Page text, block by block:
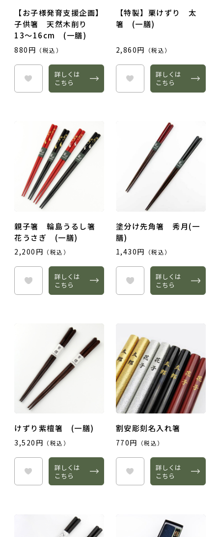
【お子様発育支援企画】
子供箸 天然木削り
13～16cm (一膳)
880円 （税込）
詳しくは
こちら
【特製】栗けずり 太
箸 (一膳)
2,860円 （税込）
詳しくは
こちら
親子箸 輪島うるし箸
花うさぎ (一膳)
2,200円 （税込）
詳しくは
こちら
塗分け先角箸 秀月(一
膳)
1,430円 （税込）
詳しくは
こちら
けずり紫檀箸 (一膳)
3,520円 （税込）
詳しくは
こちら
割安彫刻名入れ箸
770円 （税込）
詳しくは
こちら